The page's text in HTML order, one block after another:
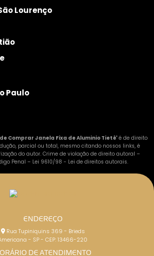
Lourenço
Paulo
Comprar Janela Fixa de Aluminio Tietê" é de direito
parcial ou total, mesmo citando nossos links, é
do autor. Crime de violação de direito autoral –
Penal – Lei 9610/98 - Lei de direitos autorais.
ENDEREÇO
Rua Tupiniquins 369 - Brieds
- SP - CEP: 13466-220
DE ATENDIMENTO